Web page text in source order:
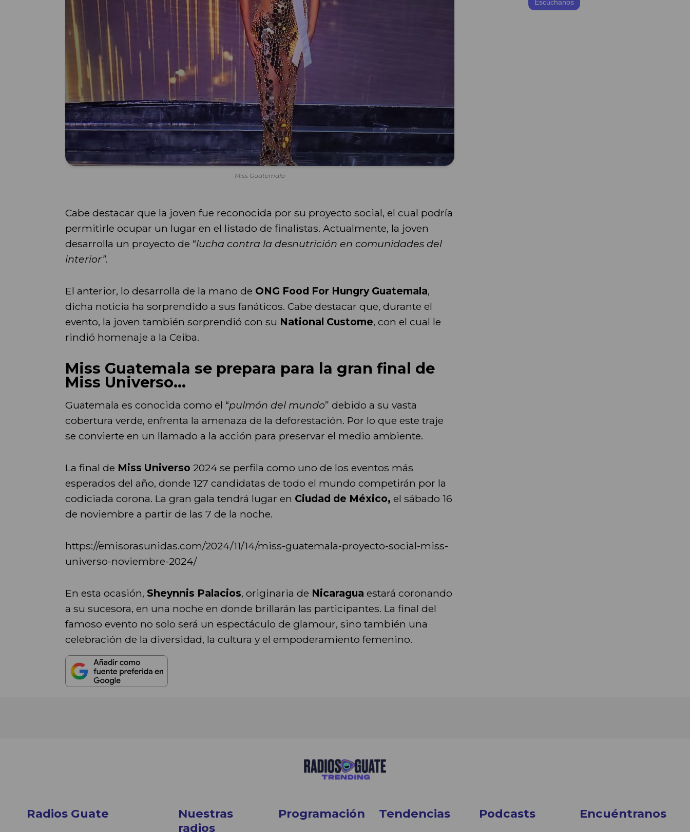
Miss Guatemala
Cabe destacar que la joven fue reconocida por su proyecto social, el cual podría
permitirle ocupar un lugar en el listado de finalistas. Actualmente, la joven
desarrolla un proyecto de “lucha contra la desnutrición en comunidades del
interior”.
El anterior, lo desarrolla de la mano de ONG Food For Hungry Guatemala,
dicha noticia ha sorprendido a sus fanáticos. Cabe destacar que, durante el
evento, la joven también sorprendió con su National Custome, con el cual le
rindió homenaje a la Ceiba.
Miss Guatemala se prepara para la gran final de
Miss Universo...
Guatemala es conocida como el “pulmón del mundo” debido a su vasta
cobertura verde, enfrenta la amenaza de la deforestación. Por lo que este traje
se convierte en un llamado a la acción para preservar el medio ambiente.
La final de Miss Universo 2024 se perfila como uno de los eventos más
esperados del año, donde 127 candidatas de todo el mundo competirán por la
codiciada corona. La gran gala tendrá lugar en Ciudad de México, el sábado 16
de noviembre a partir de las 7 de la noche.
https://emisorasunidas.com/2024/11/14/miss-guatemala-proyecto-social-miss-
universo-noviembre-2024/
En esta ocasión, Sheynnis Palacios, originaria de Nicaragua estará coronando
a su sucesora, en una noche en donde brillarán las participantes. La final del
famoso evento no solo será un espectáculo de glamour, sino también una
celebración de la diversidad, la cultura y el empoderamiento femenino.
Escúchanos
Radios Guate
Nuestras
radios
Programación Tendencias Podcasts Encuéntranos